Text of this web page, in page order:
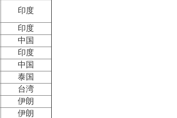
印度
印度
中国
印度
中国
泰国
台湾
伊朗
伊朗